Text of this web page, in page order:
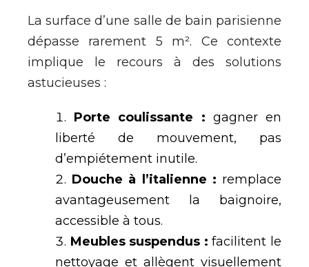
La surface d’une salle de bain parisienne
dépasse rarement 5 m². Ce contexte
implique le recours à des solutions
astucieuses :
Porte coulissante : gagner en
liberté de mouvement, pas
d’empiétement inutile.
Douche à l’italienne : remplace
avantageusement la baignoire,
accessible à tous.
Meubles suspendus : facilitent le
nettoyage et allègent visuellement